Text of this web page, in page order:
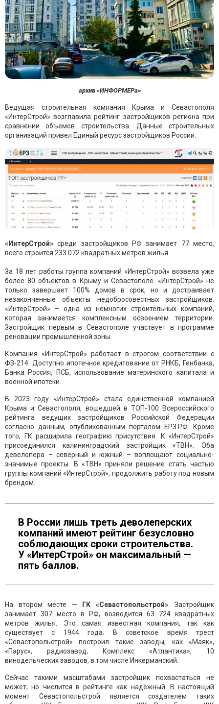
архив «ИНФОРМЕРа»
Ведущая строительная компания Крыма и Севастополя
«ИнтерСтрой» возглавила рейтинг застройщиков региона при
сравнении объемов строительства. Данные строительных
организаций привел Единый ресурс застройщиков России.
«ИнтерСтрой» среди застройщиков РФ занимает 77 место,
всего строится 233 072 квадратных метров жилья.
За 18 лет работы группа компаний «ИнтерСтрой» возвела уже
более 80 объектов в Крыму и Севастополе. «ИнтерСтрой» не
только завершает 100% домов в срок, но и достраивает
незаконченные объекты недобросовестных застройщиков.
«ИнтерСтрой» – одна из немногих строительных компаний,
которая занимается комплексным освоением территории.
Застройщик первым в Севастополе участвует в программе
реновации промышленной зоны.
Компания «ИнтерСтрой» работает в строгом соответствии с
ФЗ-214. Доступно ипотечное кредитование от РНКБ, Генбанка,
Банка Россия, ПСБ, использование материнского капитала и
военной ипотеки.
В 2023 году «ИнтерСтрой» стала единственной компанией
Крыма и Севастополя, вошедшей в ТОП-100 Всероссийского
рейтинга ведущих застройщиков Российской Федерации
согласно данным, опубликованным порталом ЕРЗ.РФ. Кроме
того, ГК расширила географию присутствия. К «ИнтерСтрой»
присоединился калининградский застройщик «ТВН». Оба
девелопера – северный и южный – воплощают социально-
значимые проекты. В «ТВН» приняли решение стать частью
группы компаний «ИнтерСтрой», продолжить работу под новым
брендом.
В России лишь треть деволеперских
компаний имеют рейтинг безусловно
соблюдающих сроки строительства.
У «ИнтерСтрой» он максимальный —
пять баллов.
На втором месте — ГК «Севастопольстрой». Застройщик
занимает 307 место в РФ, возводится 63 724 квадратных
метров жилья. Это самая известная компания, так как
существует с 1944 года. В советское время трест
«Севастопольстрой» построил такие заводы, как «Маяк»,
«Парус», радиозавод, Комплекс «Атлантика», 10
винодельческих заводов, в том числе Инкерманский.
Сейчас такими масштабами застройщик похвастаться не
может, но числится в рейтинге как надёжный. В настоящий
момент Севастопольстрой является создателем таких